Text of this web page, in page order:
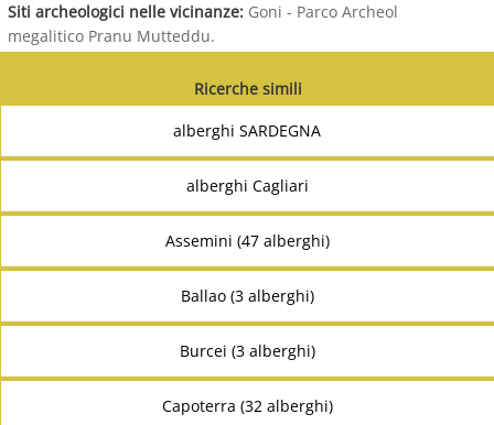
Siti archeologici nelle vicinanze: Goni - Parco Archeol
megalitico Pranu Mutteddu.
Ricerche simili
alberghi SARDEGNA
alberghi Cagliari
Assemini (47 alberghi)
Ballao (3 alberghi)
Burcei (3 alberghi)
Capoterra (32 alberghi)